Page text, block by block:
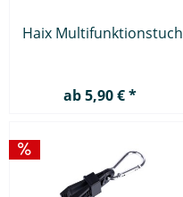
Haix Multifunktionstuch
ab 5,90 € *